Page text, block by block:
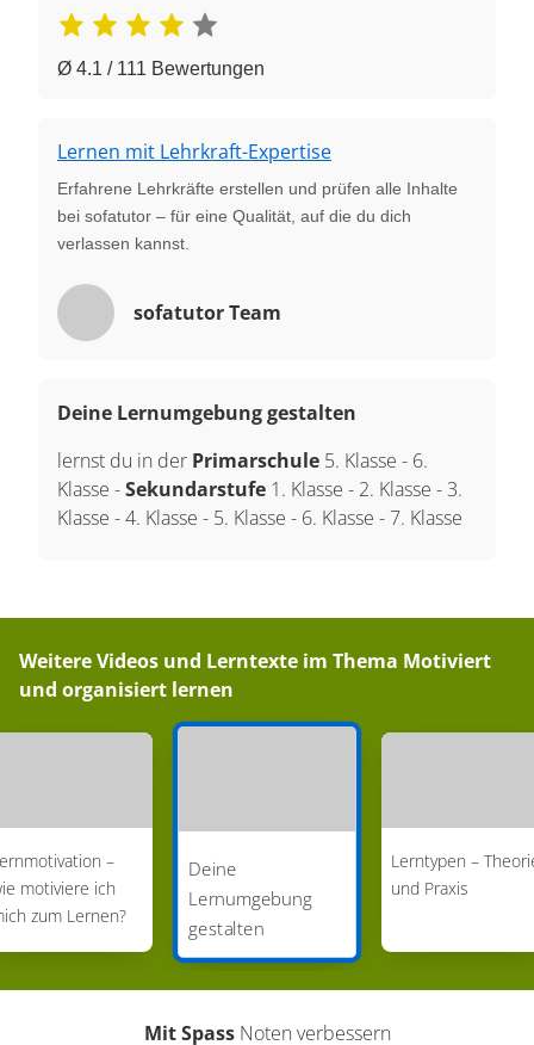
Ø 4.1 / 111 Bewertungen
Lernen mit Lehrkraft-Expertise
Erfahrene Lehrkräfte erstellen und prüfen alle Inhalte
bei sofatutor – für eine Qualität, auf die du dich
verlassen kannst.
sofatutor Team
Deine Lernumgebung gestalten
lernst du in der Primarschule 5. Klasse - 6.
Klasse -Sekundarstufe 1. Klasse - 2. Klasse - 3.
Klasse -4. Klasse - 5. Klasse - 6. Klasse -7. Klasse
Weitere Videos und Lerntexte im Thema Motiviert
und organisiert lernen
–
motiviere ich
zum Lernen?
Deine
Lernumgebung
gestalten
Lerntypen –
und Praxis
Mit SpassNoten verbessern